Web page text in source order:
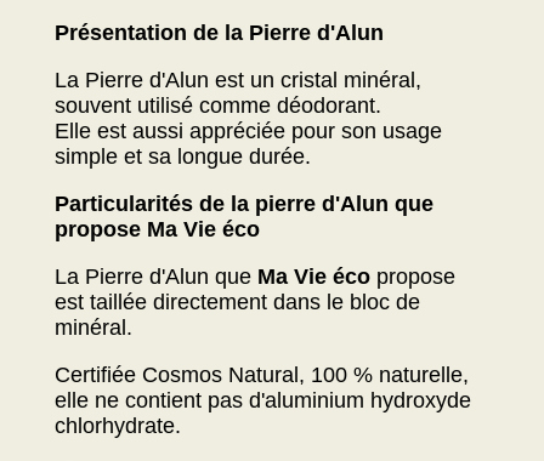
Présentation de la Pierre d'Alun
La Pierre d'Alun est un cristal minéral,
souvent utilisé comme déodorant.
Elle est aussi appréciée pour son usage
simple et sa longue durée.
Particularités de la pierre d'Alun que
propose Ma Vie éco
La Pierre d'Alun que Ma Vie écopropose
est taillée directement dans le bloc de
minéral.
Certifiée Cosmos Natural, 100 % naturelle,
elle ne contient pas d'aluminium hydroxyde
chlorhydrate.